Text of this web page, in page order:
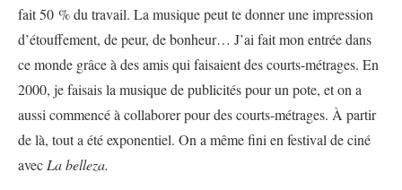
fait 50 % du travail. La musique peut te donner une impression
d’étouffement, de peur, de bonheur… J’ai fait mon entrée dans
ce monde grâce à des amis qui faisaient des courts-métrages. En
2000, je faisais la musique de publicités pour un pote, et on a
aussi commencé à collaborer pour des courts-métrages. À partir
de là, tout a été exponentiel. On a même fini en festival de ciné
avecLa belleza.